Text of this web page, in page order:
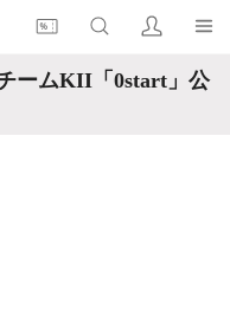
ームKII「0start」公